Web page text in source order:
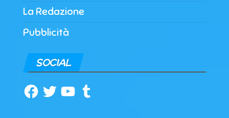
La Redazione
Pubblicità
SOCIAL
Facebook
TwitterYouTubeTumblr